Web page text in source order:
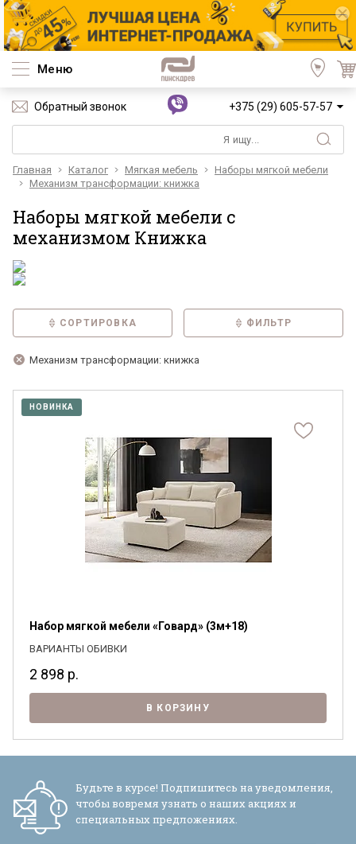
Меню
Обратный звонок +375 (29) 605-57-57
Главная Каталог Мягкая мебель
Наборы мягкой мебели
Механизм трансформации: книжка
Наборы мягкой мебели с
механизмом Книжка
СОРТИРОВКА ФИЛЬТР
Механизм трансформации: книжка
НОВИНКА
Набор мягкой мебели «Говард» (3м+18)
ВАРИАНТЫ ОБИВКИ
2 898 р.
В КОРЗИНУ
Будьте в курсе! Подпишитесь на уведомления,
чтобы вовремя узнать о наших акциях и
специальных предложениях.